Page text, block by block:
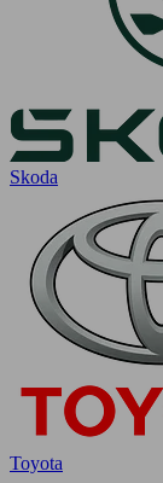
Skoda
Toyota